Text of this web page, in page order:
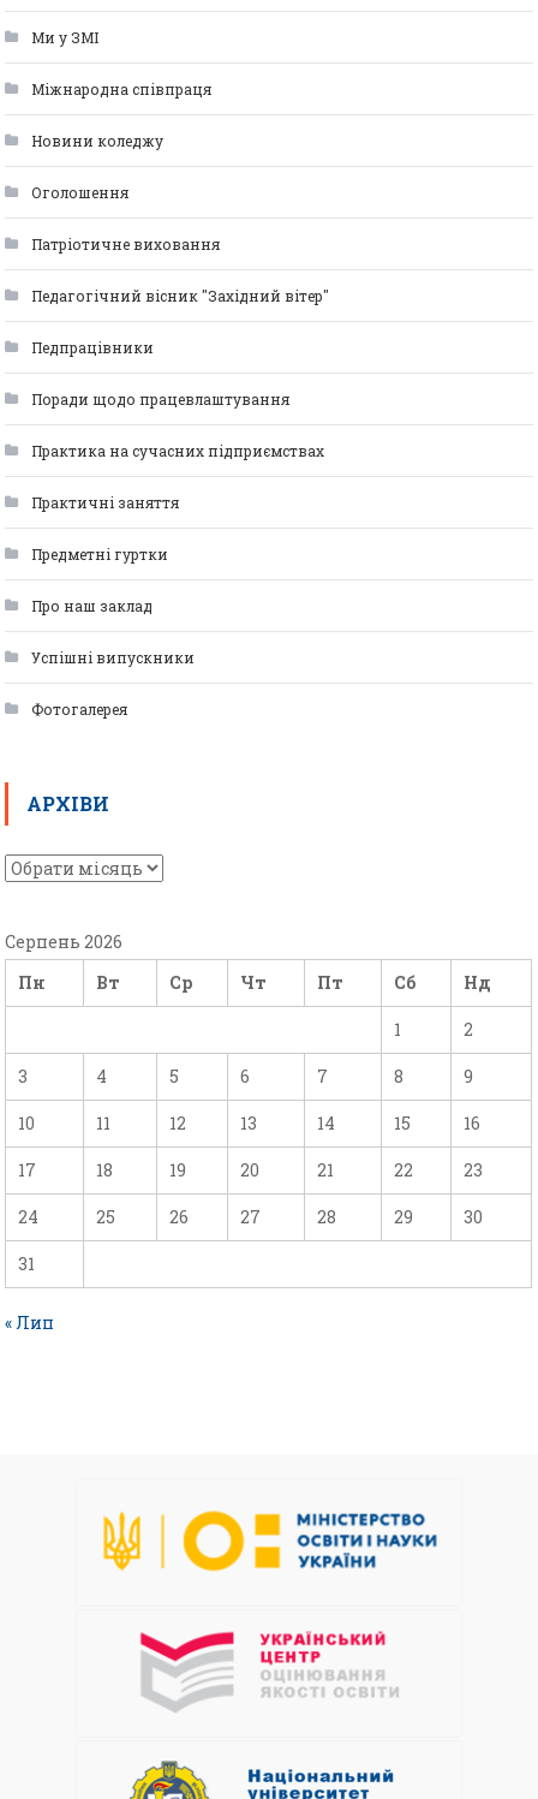
Ми у ЗМІ
Міжнародна співпраця
Новини коледжу
Оголошення
Патріотичне виховання
Педагогічний вісник "Західний вітер"
Педпрацівники
Поради щодо працевлаштування
Практика на сучасних підприємствах
Практичні заняття
Предметні гуртки
Про наш заклад
Успішні випускники
Фотогалерея
АРХІВИ
Серпень 2026
Пн
Вт Ср Чт Пт Сб Нд
1 2
3 4 5 6 7 8 9
10 11 12 13 14 15 16
17 18 19 20 21 22 23
24 25 26 27 28 29 30
31
« Лип